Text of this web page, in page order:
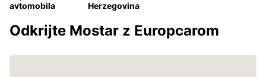
avtomobila
Herzegovina
Odkrijte Mostar z Europcarom